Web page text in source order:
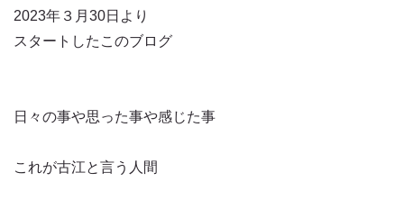
2023年３月30日より
スタートしたこのブログ
日々の事や思った事や感じた事
これが古江と言う人間